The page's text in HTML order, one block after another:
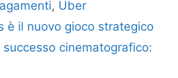
, Uber
è il nuovo gioco strategico
cinematografico: